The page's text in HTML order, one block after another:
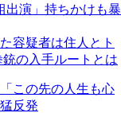
出演」持ちかけも暴
容疑者は住人とト
の入手ルートとは
この先の人生も心
反発